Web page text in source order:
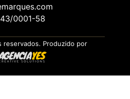
0001-58
reservados. Produzido por